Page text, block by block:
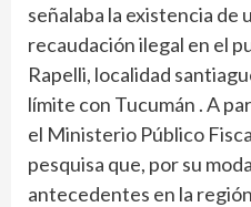
señalaba la existencia de
recaudación ilegal en el
Rapelli, localidad
límite con Tucumán . A
el Ministerio Público
pesquisa que, por su
antecedentes en la